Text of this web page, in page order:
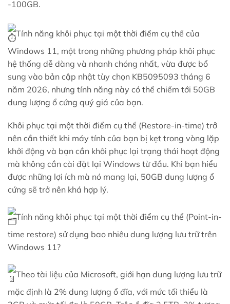
-100GB.
Tính năng khôi phục tại một thời điểm cụ thể của
Windows 11, một trong những phương pháp khôi phục
hệ thống dễ dàng và nhanh chóng nhất, vừa được bổ
sung vào bản cập nhật tùy chọn KB5095093 tháng 6
năm 2026, nhưng tính năng này có thể chiếm tới 50GB
dung lượng ổ cứng quý giá của bạn.
Khôi phục tại một thời điểm cụ thể (Restore-in-time) trở
nên cần thiết khi máy tính của bạn bị kẹt trong vòng lặp
khởi động và bạn cần khôi phục lại trạng thái hoạt động
mà không cần cài đặt lại Windows từ đầu. Khi bạn hiểu
được những lợi ích mà nó mang lại, 50GB dung lượng ổ
cứng sẽ trở nên khá hợp lý.
Tính năng khôi phục tại một thời điểm cụ thể (Point-in-
time restore) sử dụng bao nhiêu dung lượng lưu trữ trên
Windows 11?
Theo tài liệu của Microsoft, giới hạn dung lượng lưu trữ
mặc định là 2% dung lượng ổ đĩa, với mức tối thiểu là